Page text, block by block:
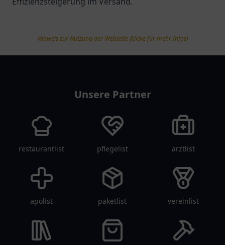
Hinweis zur Nutzung der Webseite (klicke für mehr Infos)
Unsere Partner
restaurantlist pflegelist arztlist
apolist paketlist vereinlist